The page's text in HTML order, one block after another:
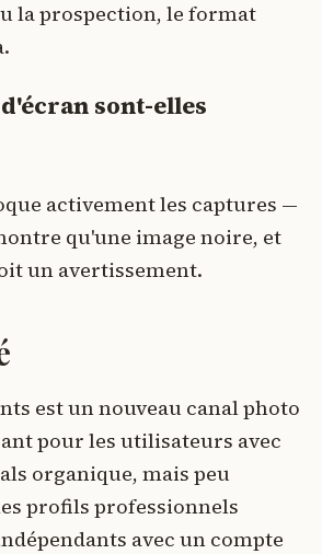
la prospection, le format
sont-elles
activement les captures —
qu'une image noire, et
un avertissement.
est un nouveau canal photo
pour les utilisateurs avec
organique, mais peu
profils professionnels
avec un compte